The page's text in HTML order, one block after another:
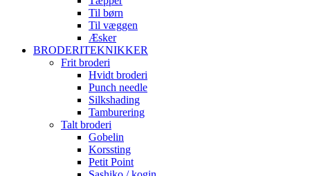
Til børn
Til væggen
Æsker
BRODERITEKNIKKER
Frit broderi
Hvidt broderi
Punch needle
Silkshading
Tamburering
Talt broderi
Gobelin
Korssting
Petit Point